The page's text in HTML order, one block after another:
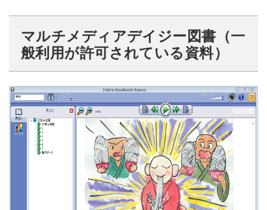
マルチメディアデイジー図書（一
般利用が許可されている資料）